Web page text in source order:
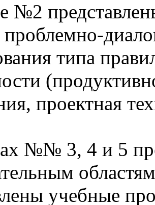
№2
типа
проектная
№№ 3, 4 и 5
учебные